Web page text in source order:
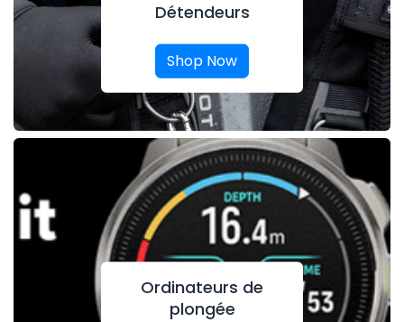
Détendeurs
Shop Now
Ordinateurs de
plongée